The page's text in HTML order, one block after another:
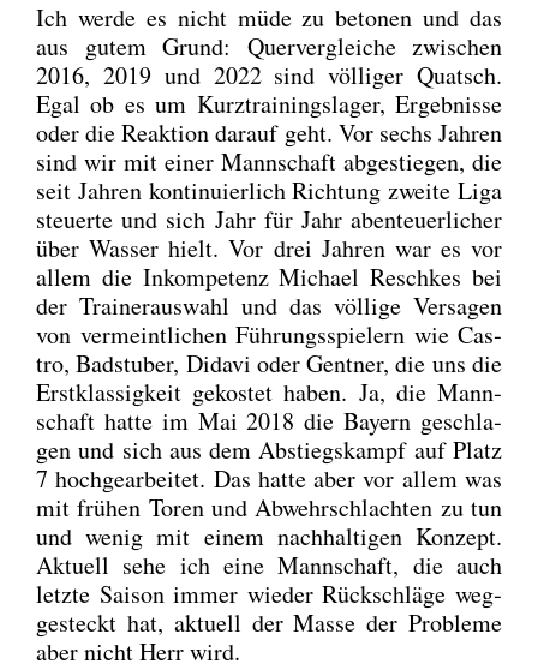
Ich wer­de es nicht müde zu beto­nen und das
aus gutem Grund: Quer­ver­glei­che zwi­schen
2016, 2019 und 2022 sind völ­li­ger Quatsch.
Egal ob es um Kurz­trai­nings­la­ger, Ergeb­nis­se
oder die Reak­ti­on dar­auf geht. Vor sechs Jah­ren
sind wir mit einer Mann­schaft abge­stie­gen, die
seit Jah­ren kon­ti­nu­ier­lich Rich­tung zwei­te Liga
steu­er­te und sich Jahr für Jahr aben­teu­er­li­cher
über Was­ser hielt. Vor drei Jah­ren war es vor
allem die Inkom­pe­tenz Micha­el Resch­kes bei
der Trai­ner­aus­wahl und das völ­li­ge Ver­sa­gen
von ver­meint­li­chen Füh­rungs­spie­lern wie Cas­
tro, Bad­s­tu­ber, Dida­vi oder Gent­ner, die uns die
Erst­klas­sig­keit gekos­tet haben. Ja, die Mann­
schaft hat­te im Mai 2018 die Bay­ern geschla­
gen und sich aus dem Abstiegs­kampf auf Platz
7 hoch­ge­ar­bei­tet. Das hat­te aber vor allem was
mit frü­hen Toren und Abwehr­schlach­ten zu tun
und wenig mit einem nach­hal­ti­gen Kon­zept.
Aktu­ell sehe ich eine Mann­schaft, die auch
letz­te Sai­son immer wie­der Rück­schlä­ge weg­
ge­steckt hat, aktu­ell der Mas­se der Pro­ble­me
aber nicht Herr wird.